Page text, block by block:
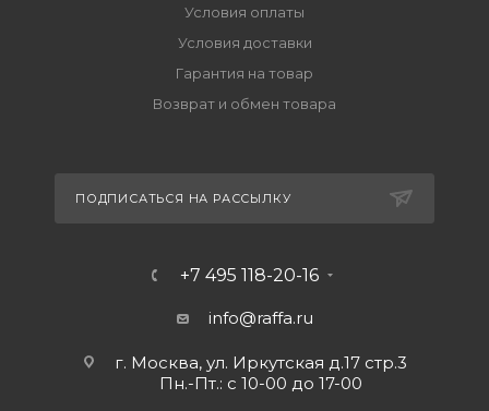
Условия оплаты
Условия доставки
Гарантия на товар
Возврат и обмен товара
ПОДПИСАТЬСЯ НА РАССЫЛКУ
+7 495 118-20-16
info@raffa.ru
г. Москва, ул. Иркутская д.17 стр.3
Пн.-Пт.: с 10-00 до 17-00